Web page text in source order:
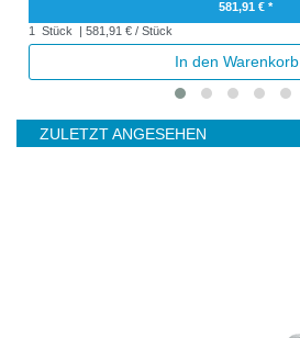
581,91 € *
1
Stück | 581,91 € / Stück
In den Warenkorb
ZULETZT ANGESEHEN